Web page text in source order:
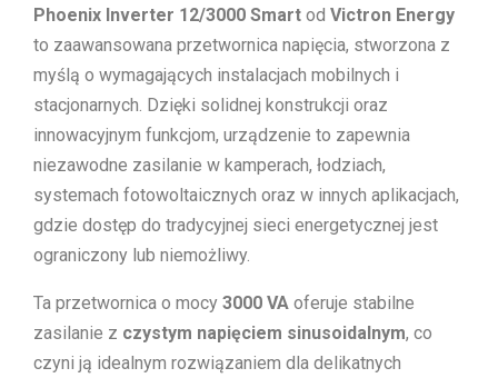
Phoenix Inverter 12/3000 Smart od Victron Energy
to zaawansowana przetwornica napięcia, stworzona z
myślą o wymagających instalacjach mobilnych i
stacjonarnych. Dzięki solidnej konstrukcji oraz
innowacyjnym funkcjom, urządzenie to zapewnia
niezawodne zasilanie w kamperach, łodziach,
systemach fotowoltaicznych oraz w innych aplikacjach,
gdzie dostęp do tradycyjnej sieci energetycznej jest
ograniczony lub niemożliwy.
Ta przetwornica o mocy 3000 VA oferuje stabilne
zasilanie z czystym napięciem sinusoidalnym, co
czyni ją idealnym rozwiązaniem dla delikatnych